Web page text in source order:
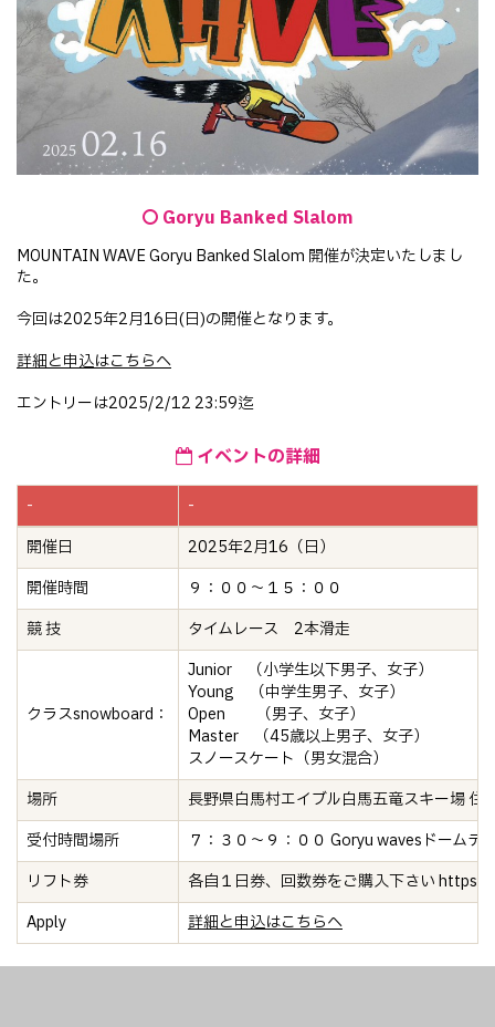
Goryu Banked Slalom
MOUNTAIN WAVE Goryu Banked Slalom 開催が決定いたしまし
た。
今回は2025年2月16日(日)の開催となります。
詳細と申込はこちらへ
エントリーは2025/2/12 23:59迄
イベントの詳細
-
-
開催日
2025年2月16（日）
開催時間
９：００〜１５：００
競 技
タイムレース 2本滑走
クラスsnowboard：
Junior （小学生以下男子、女子）
Young （中学生男子、女子）
Open （男子、女子）
Master （45歳以上男子、女子）
スノースケート（男女混合）
場所
長野県白馬村エイブル白馬五竜スキー場
受付時間場所
７：３０〜９：００ Goryu wavesドームテ
リフト券
各自１日券、回数券をご購入下さい
Apply
詳細と申込はこちらへ